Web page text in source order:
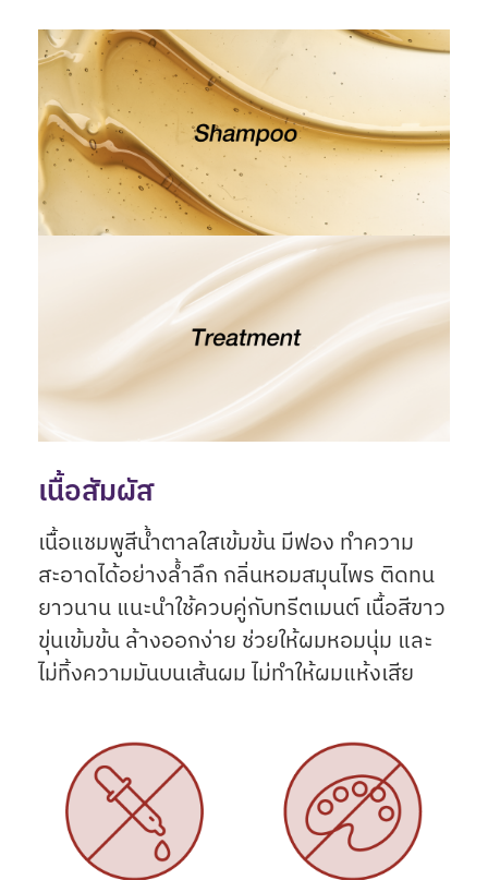
เนื้อสัมผัส
เนื้อแชมพูสีน้ำตาลใสเข้มข้น มีฟอง ทำความ
สะอาดได้อย่างล้ำลึก กลิ่นหอมสมุนไพร ติดทน
ยาวนาน แนะนำใช้ควบคู่กับทรีตเมนต์ เนื้อสีขาว
ขุ่นเข้มข้น ล้างออกง่าย ช่วยให้ผมหอมนุ่ม และ
ไม่ทิ้งความมันบนเส้นผม ไม่ทำให้ผมแห้งเสีย